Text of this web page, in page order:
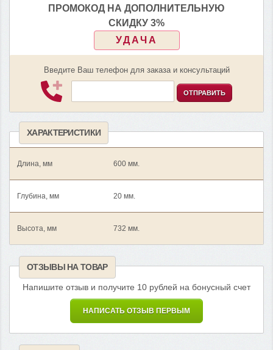
ПРОМОКОД НА ДОПОЛНИТЕЛЬНУЮ
СКИДКУ 3%
УДАЧА
Введите Ваш телефон для заказа и консультаций
ОТПРАВИТЬ
ХАРАКТЕРИСТИКИ
Длина, мм 600 мм.
Глубина, мм 20 мм.
Высота, мм 732 мм.
ОТЗЫВЫ НА ТОВАР
Напишите отзыв и получите 10 рублей на бонусный счет
НАПИСАТЬ ОТЗЫВ ПЕРВЫМ